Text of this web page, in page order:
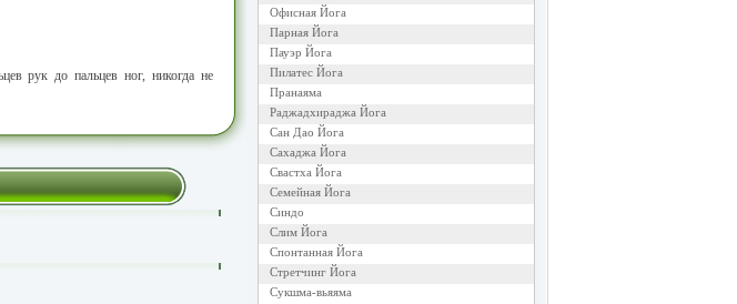
рук до пальцев ног, никогда не
Офисная Йога
Парная Йога
Пауэр Йога
Пилатес Йога
Пранаяма
Раджадхираджа Йога
Сан Дао Йога
Сахаджа Йога
Свастха Йога
Семейная Йога
Синдо
Слим Йога
Спонтанная Йога
Стретчинг Йога
Сукшма-вьяяма